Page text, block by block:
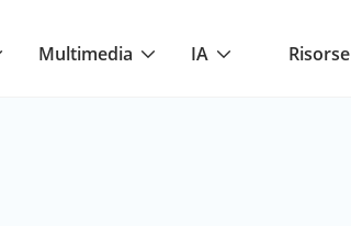
Multimedia IA Risorse